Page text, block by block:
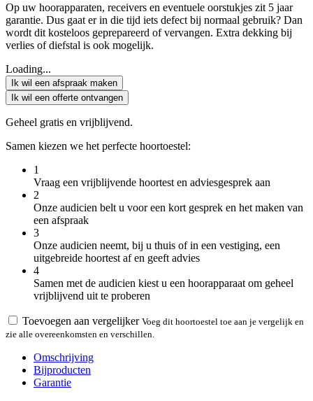
Op uw hoorapparaten, receivers en eventuele oorstukjes zit 5 jaar
garantie. Dus gaat er in die tijd iets defect bij normaal gebruik? Dan
wordt dit kosteloos geprepareerd of vervangen. Extra dekking bij
verlies of diefstal is ook mogelijk.
Loading...
Ik wil een afspraak maken
Ik wil een offerte ontvangen
Geheel gratis en vrijblijvend.
Samen kiezen we het perfecte hoortoestel:
1
Vraag een vrijblijvende hoortest en adviesgesprek aan
2
Onze audicien belt u voor een kort gesprek en het maken van
een afspraak
3
Onze audicien neemt, bij u thuis of in een vestiging, een
uitgebreide hoortest af en geeft advies
4
Samen met de audicien kiest u een hoorapparaat om geheel
vrijblijvend uit te proberen
Toevoegen aan vergelijker Voeg dit hoortoestel toe aan je vergelijk en
zie alle overeenkomsten en verschillen.
Omschrijving
Bijproducten
Garantie